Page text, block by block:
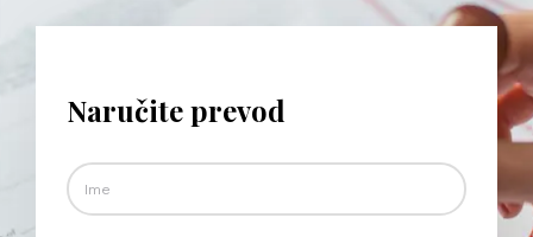
Naručite prevod